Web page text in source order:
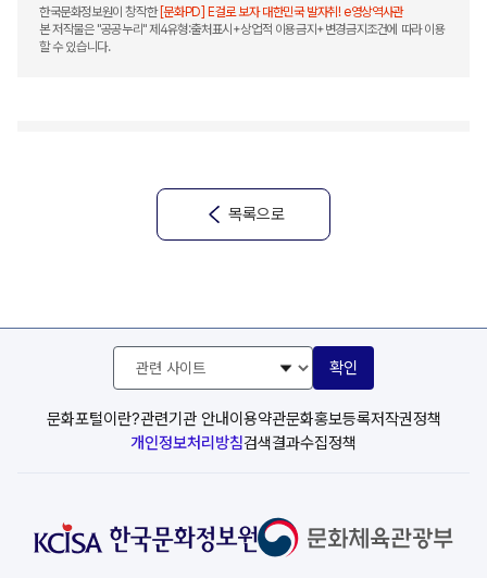
편하고 알아보기 편하게 분류가 되어 있어
M. 오우 나 나중에 친구들한테 한국 소개할 때 써야겠다
H. 마이클 직접 e영상역사관을 통해 역사 공부를 해보니까
M. 딱 세가지 따분하지 않고~ 정리가 너무 잘 돼 있어서
H. 아참 그리고 마이클 혹시 이곳이 왜
‘디지털아카이브’라는 이름을 붙이면서 까지 역사 기록물
들을 보관하는지 알아?
역사가 있기에 우리가 있는거야 우리는 역사를 통해 배움을
얻고, 그것들을 토대로 앞으로 나아가 Making future
해
H. 어…어… 마이클 너 정말 역사를 좋아하는구나?
한국문화정보원이 창작한 [문화PD] E걸로 보자 대한민국 발자취! e영상역사관
본 저작물은 "공공누리" 제4유형:출처표시+상업적 이용금지+변경금지조건에 따라 이용
할 수 있습니다.
목록으로
문화포털이란?관련기관 안내이용약관문화홍보등록저작권정책
개인정보처리방침검색결과수집정책
관
사
이
확인